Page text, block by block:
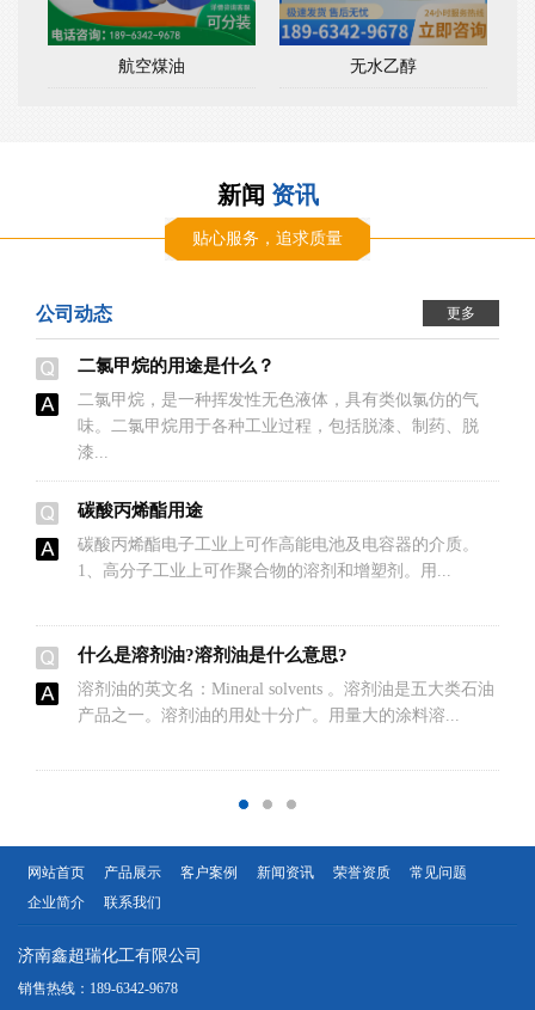
航空煤油 无水乙醇
新闻 资讯
贴心服务，追求质量
公司动态 更多
二氯甲烷的用途是什么？
二氯甲烷，是一种挥发性无色液体，具有类似氯仿的气
味。二氯甲烷用于各种工业过程，包括脱漆、制药、脱
漆...
碳酸丙烯酯用途
碳酸丙烯酯电子工业上可作高能电池及电容器的介质。
1、高分子工业上可作聚合物的溶剂和增塑剂。用...
什么是溶剂油?溶剂油是什么意思?
溶剂油的英文名：Mineral solvents 。溶剂油是五大类石油
产品之一。溶剂油的用处十分广。用量大的涂料溶...
网站首页 产品展示 客户案例 新闻资讯 荣誉资质
常见问题
企业简介
联系我们
济南鑫超瑞化工有限公司
销售热线：189-6342-9678